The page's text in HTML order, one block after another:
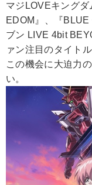
マジLOVEキング
EDOM』、『
ブン LIVE 4bit
ァン注目のタイトル
この機会に大迫力
い。